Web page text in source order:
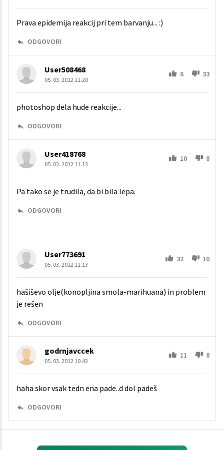
Prava epidemija reakcij pri tem barvanju... :)
ODGOVORI
User508468
05. 03. 2012 11.20
6 33
photoshop dela hude reakcije...
ODGOVORI
User418768
05. 03. 2012 11.13
10 8
Pa tako se je trudila, da bi bila lepa.
ODGOVORI
User773691
05. 03. 2012 11.13
32 10
hašiševo olje(konopljina smola-marihuana) in problem
je rešen
ODGOVORI
godrnjavccek
05. 03. 2012 10.43
11 8
haha skor vsak tedn ena pade..d dol padeš
ODGOVORI